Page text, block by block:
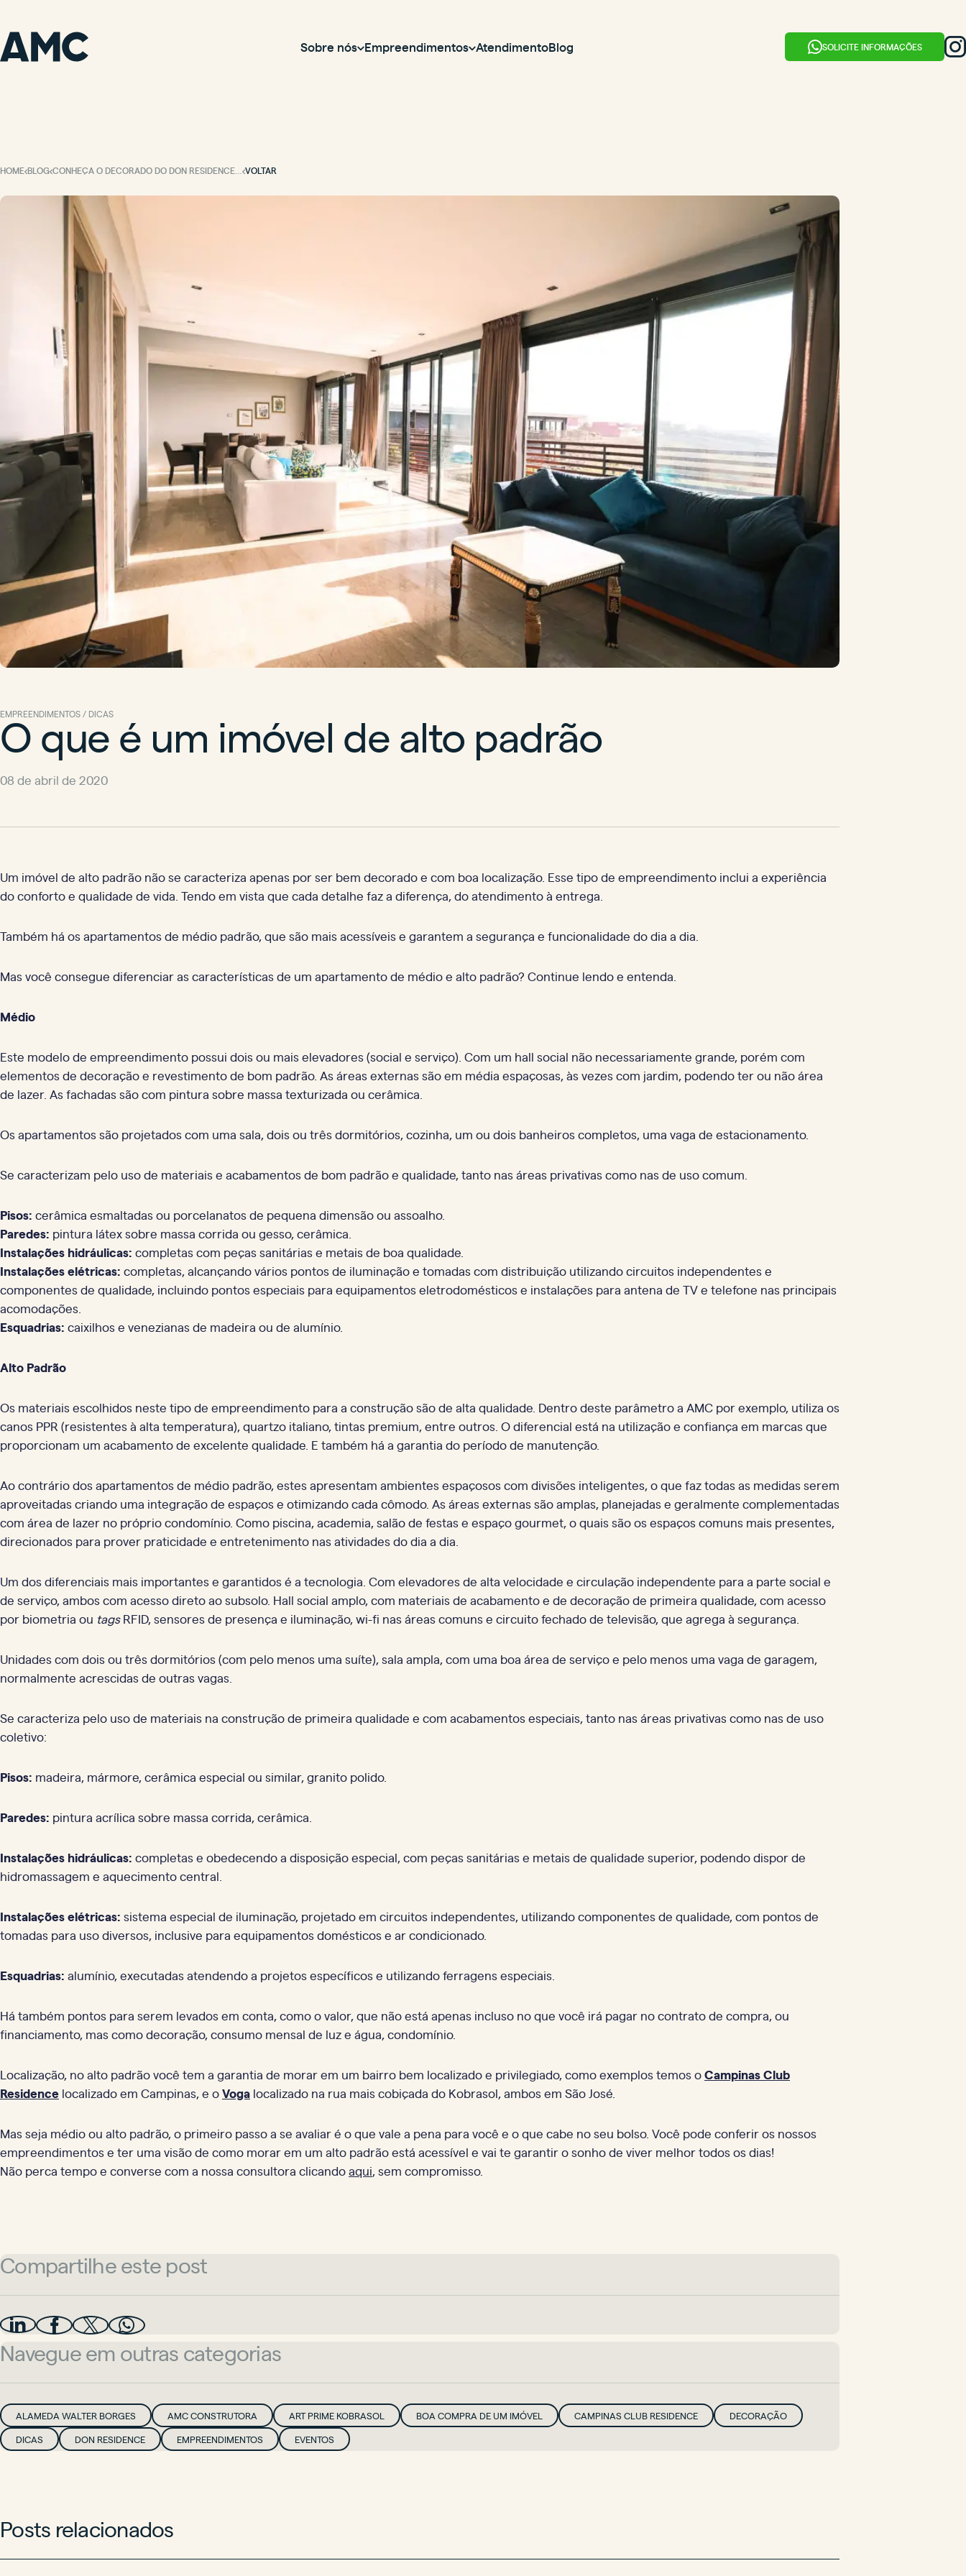
Sobre nós Empreendimentos AtendimentoBlog SOLICITE INFORMAÇÕES
HOME BLOG CONHEÇA O DECORADO DO DON RESIDENCE! O APARTAMENTO DE 3 SUÍTES DOS SEUS SONHOS. VOLTAR
O que é um imóvel de alto padrão
EMPREENDIMENTOS / DICAS
08 de abril de 2020
Um imóvel de alto padrão não se caracteriza apenas por ser bem decorado e com boa localização. Esse tipo de empreendimento inclui a experiência
do conforto e qualidade de vida. Tendo em vista que cada detalhe faz a diferença, do atendimento à entrega.
Também há os apartamentos de médio padrão, que são mais acessíveis e garantem a segurança e funcionalidade do dia a dia.
Mas você consegue diferenciar as características de um apartamento de médio e alto padrão? Continue lendo e entenda.
Médio
Este modelo de empreendimento possui dois ou mais elevadores (social e serviço). Com um hall social não necessariamente grande, porém com
elementos de decoração e revestimento de bom padrão. As áreas externas são em média espaçosas, às vezes com jardim, podendo ter ou não área
de lazer. As fachadas são com pintura sobre massa texturizada ou cerâmica.
Os apartamentos são projetados com uma sala, dois ou três dormitórios, cozinha, um ou dois banheiros completos, uma vaga de estacionamento.
Se caracterizam pelo uso de materiais e acabamentos de bom padrão e qualidade, tanto nas áreas privativas como nas de uso comum.
Pisos: cerâmica esmaltadas ou porcelanatos de pequena dimensão ou assoalho.
Paredes: pintura látex sobre massa corrida ou gesso, cerâmica.
Instalações hidráulicas: completas com peças sanitárias e metais de boa qualidade.
Instalações elétricas: completas, alcançando vários pontos de iluminação e tomadas com distribuição utilizando circuitos independentes e
componentes de qualidade, incluindo pontos especiais para equipamentos eletrodomésticos e instalações para antena de TV e telefone nas principais
acomodações.
Esquadrias: caixilhos e venezianas de madeira ou de alumínio.
Alto Padrão
Os materiais escolhidos neste tipo de empreendimento para a construção são de alta qualidade. Dentro deste parâmetro a AMC por exemplo, utiliza os
canos PPR (resistentes à alta temperatura), quartzo italiano, tintas premium, entre outros. O diferencial está na utilização e confiança em marcas que
proporcionam um acabamento de excelente qualidade. E também há a garantia do período de manutenção.
Ao contrário dos apartamentos de médio padrão, estes apresentam ambientes espaçosos com divisões inteligentes, o que faz todas as medidas serem
aproveitadas criando uma integração de espaços e otimizando cada cômodo. As áreas externas são amplas, planejadas e geralmente complementadas
com área de lazer no próprio condomínio. Como piscina, academia, salão de festas e espaço gourmet, o quais são os espaços comuns mais presentes,
direcionados para prover praticidade e entretenimento nas atividades do dia a dia.
Um dos diferenciais mais importantes e garantidos é a tecnologia. Com elevadores de alta velocidade e circulação independente para a parte social e
de serviço, ambos com acesso direto ao subsolo. Hall social amplo, com materiais de acabamento e de decoração de primeira qualidade, com acesso
por biometria ou tagsRFID, sensores de presença e iluminação, wi-fi nas áreas comuns e circuito fechado de televisão, que agrega à segurança.
Unidades com dois ou três dormitórios (com pelo menos uma suíte), sala ampla, com uma boa área de serviço e pelo menos uma vaga de garagem,
normalmente acrescidas de outras vagas.
Se caracteriza pelo uso de materiais na construção de primeira qualidade e com acabamentos especiais, tanto nas áreas privativas como nas de uso
coletivo:
Pisos: madeira, mármore, cerâmica especial ou similar, granito polido.
Paredes: pintura acrílica sobre massa corrida, cerâmica.
Instalações hidráulicas: completas e obedecendo a disposição especial, com peças sanitárias e metais de qualidade superior, podendo dispor de
hidromassagem e aquecimento central.
Instalações elétricas: sistema especial de iluminação, projetado em circuitos independentes, utilizando componentes de qualidade, com pontos de
tomadas para uso diversos, inclusive para equipamentos domésticos e ar condicionado.
Esquadrias: alumínio, executadas atendendo a projetos específicos e utilizando ferragens especiais.
Há também pontos para serem levados em conta, como o valor, que não está apenas incluso no que você irá pagar no contrato de compra, ou
financiamento, mas como decoração, consumo mensal de luz e água, condomínio.
Localização, no alto padrão você tem a garantia de morar em um bairro bem localizado e privilegiado, como exemplos temos oCampinas Club
Residence localizado em Campinas, e oVoga localizado na rua mais cobiçada do Kobrasol, ambos em São José.
Mas seja médio ou alto padrão, o primeiro passo a se avaliar é o que vale a pena para você e o que cabe no seu bolso. Você pode conferir os nossos
empreendimentos e ter uma visão de como morar em um alto padrão está acessível e vai te garantir o sonho de viver melhor todos os dias!
Não perca tempo e converse com a nossa consultora clicandoaqui, sem compromisso.
Compartilhe este post
Navegue em outras categorias
ALAMEDA WALTER BORGES AMC CONSTRUTORA ART PRIME KOBRASOL BOA COMPRA DE UM IMÓVEL CAMPINAS CLUB RESIDENCE
DECORAÇÃO
DICAS
DON RESIDENCE EMPREENDIMENTOS EVENTOS
Posts relacionados